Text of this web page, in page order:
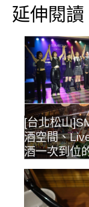
延伸閱讀
[台北松山
酒空間、
酒一次到位